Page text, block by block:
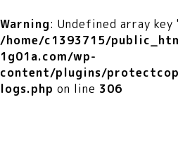
Warning: Undefined array key
/home/c1393715/
1g01a.com/wp-
content/plugins/
logs.php on line 306